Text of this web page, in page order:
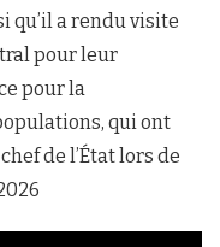
qu’il a rendu visite
pour leur
pour la
qui ont
de l’État lors de